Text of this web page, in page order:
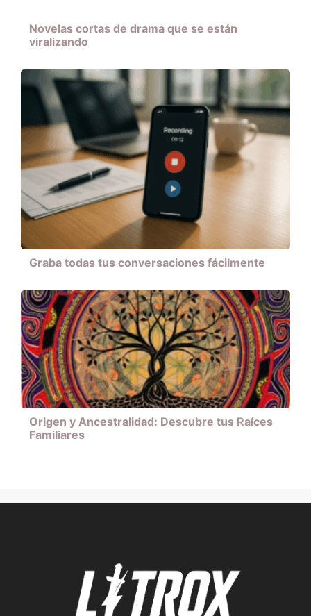
Novelas cortas de drama que se están
viralizando
Graba todas tus conversaciones fácilmente
Origen y Ancestralidad: Descubre tus Raíces
Familiares